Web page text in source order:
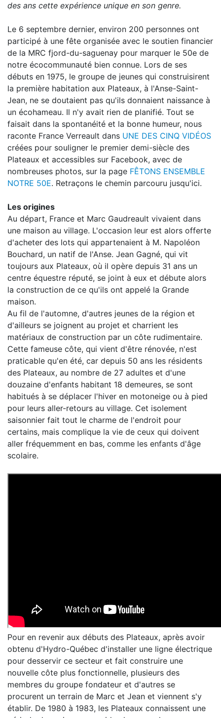
des ans cette expérience unique en son genre.
Le 6 septembre dernier, environ 200 personnes ont
participé à une fête organisée avec le soutien financier
de la MRC fjord-du-saguenay pour marquer le 50e de
notre écocommunauté bien connue. Lors de ses
débuts en 1975, le groupe de jeunes qui construisirent
la première habitation aux Plateaux, à l'Anse-Saint-
Jean, ne se doutaient pas qu'ils donnaient naissance à
un écohameau. Il n'y avait rien de planifié. Tout se
faisait dans la spontanéité et la bonne humeur, nous
raconte France Verreault dans UNE DES CINQ VIDÉOS
créées pour souligner le premier demi-siècle des
Plateaux et accessibles sur Facebook, avec de
nombreuses photos, sur la page FÊTONS ENSEMBLE
NOTRE 50E. Retraçons le chemin parcouru jusqu'ici.
Les origines
Au départ, France et Marc Gaudreault vivaient dans
une maison au village. L'occasion leur est alors offerte
d'acheter des lots qui appartenaient à M. Napoléon
Bouchard, un natif de l'Anse. Jean Gagné, qui vit
toujours aux Plateaux, où il opère depuis 31 ans un
centre équestre réputé, se joint à eux et débute alors
la construction de ce qu'ils ont appelé la Grande
maison.
Au fil de l'automne, d'autres jeunes de la région et
d'ailleurs se joignent au projet et charrient les
matériaux de construction par un côte rudimentaire.
Cette fameuse côte, qui vient d'être rénovée, n'est
praticable qu'en été, car depuis 50 ans les résidents
des Plateaux, au nombre de 27 adultes et d'une
douzaine d'enfants habitant 18 demeures, se sont
habitués à se déplacer l'hiver en motoneige ou à pied
pour leurs aller-retours au village. Cet isolement
saisonnier fait tout le charme de l'endroit pour
certains, mais complique la vie de ceux qui doivent
aller fréquemment en bas, comme les enfants d'âge
scolaire.
Pour en revenir aux débuts des Plateaux, après avoir
obtenu d'Hydro-Québec d'installer une ligne électrique
pour desservir ce secteur et fait construire une
nouvelle côte plus fonctionnelle, plusieurs des
membres du groupe fondateur et d'autres se
procurent un terrain de Marc et Jean et viennent s'y
établir. De 1980 à 1983, les Plateaux connaissent une